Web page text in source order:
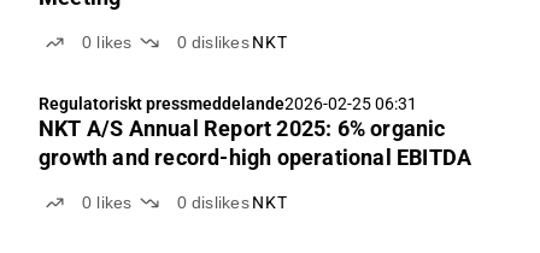
0 likes 0 dislikes NKT
Regulatoriskt pressmeddelande2026-02-25 06:31
NKT A/S Annual Report 2025: 6% organic
growth and record-high operational EBITDA
0 likes 0 dislikes NKT